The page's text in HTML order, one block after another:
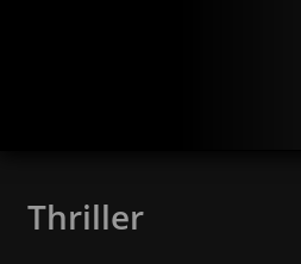
Thriller